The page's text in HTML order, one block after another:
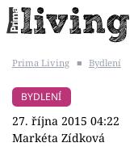
BYDLENÍ SLAVNÝCH
Prima Living ■ Bydlení
BYDLENÍ
27. října 2015 04:22
Markéta Zídková